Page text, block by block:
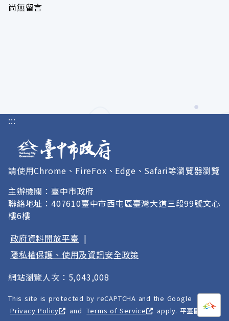
尚無留言
打開
:::
請使用Chrome、FireFox、Edge、Safari等瀏覽器瀏覽
主辦機關：臺中市政府
聯絡地址：407610臺中市西屯區臺灣大道三段99號文心
樓6樓
政府資料開放平臺 |
隱私權保護、使用及資訊安全政策
網站瀏覽人次：5,043,008
This site is protected by reCAPTCHA and the Google
Privacy Policy
and Terms of Service
apply. 平臺圖像以